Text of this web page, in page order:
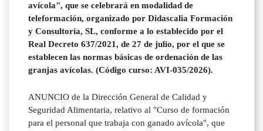
avícola", que se celebrará en modalidad de
teleformación, organizado por Didascalia Formación
y Consultoría, SL, conforme a lo establecido por el
Real Decreto 637/2021, de 27 de julio, por el que se
establecen las normas básicas de ordenación de las
granjas avícolas. (Código curso: AVI-035/2026).
ANUNCIO de la Dirección General de Calidad y
Seguridad Alimentaria, relativo al "Curso de formación
para el personal que trabaja con ganado avícola", que